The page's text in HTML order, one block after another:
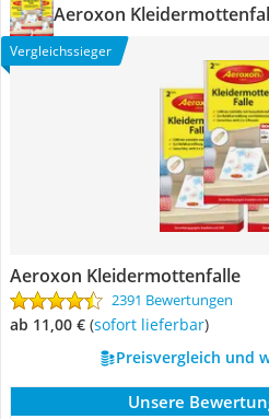
Aeroxon
Vergleichssieger
Aeroxon Kleidermottenfalle
2391 Bewertungen
ab 11,00 € ( Sofort lieferbar)
Preisvergleich und
Unsere